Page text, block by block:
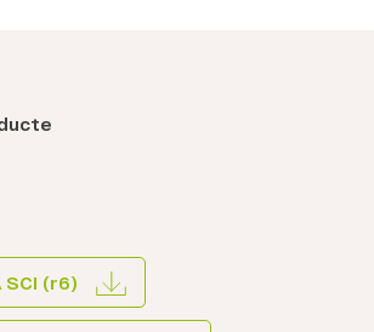
SCI (r6)